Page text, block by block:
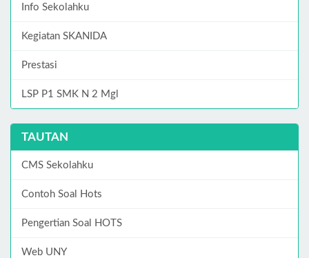
Info Sekolahku
Kegiatan SKANIDA
Prestasi
LSP P1 SMK N 2 Mgl
TAUTAN
CMS Sekolahku
Contoh Soal Hots
Pengertian Soal HOTS
Web UNY